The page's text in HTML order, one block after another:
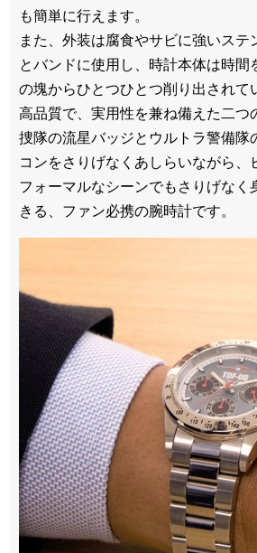
も簡単に行えます。
また、外装は腐食やサビに強いステ
とバンドに使用し、時計本体は時間
の塊からひとつひとつ削り出されて
高品質で、実用性を兼ね備えた二つ
捜隊の流星バッジとウルトラ警備隊
コンをさりげなくあしらいながら、
フォーマルなシーンでもさりげなく
きる、ファン必携の腕時計です。